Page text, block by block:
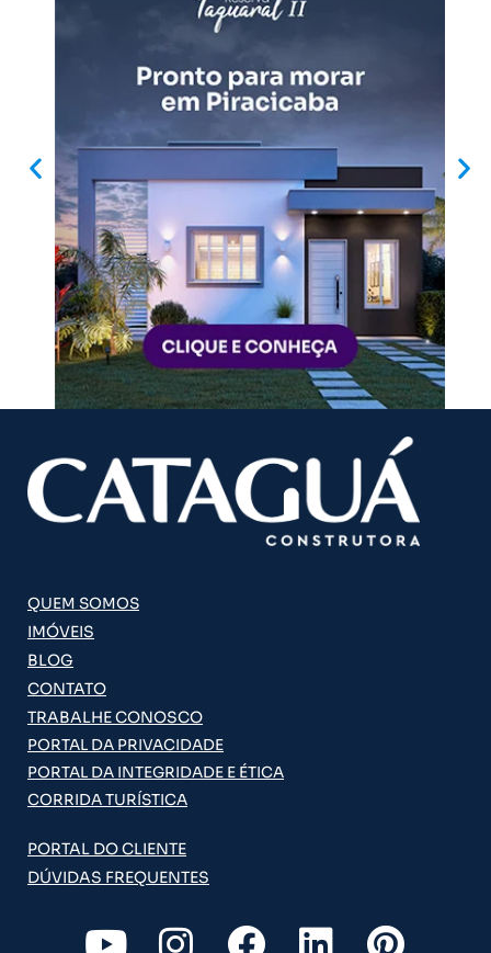
QUEM SOMOS
IMÓVEIS
BLOG
CONTATO
TRABALHE CONOSCO
PORTAL DA PRIVACIDADE
PORTAL DA INTEGRIDADE E ÉTICA
CORRIDA TURÍSTICA
PORTAL DO CLIENTE
DÚVIDAS FREQUENTES
Y I F L P